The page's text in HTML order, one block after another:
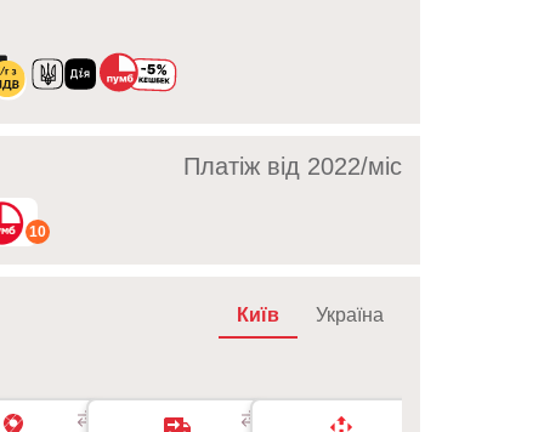
Платіж від 2022/мic
10
Київ Україна